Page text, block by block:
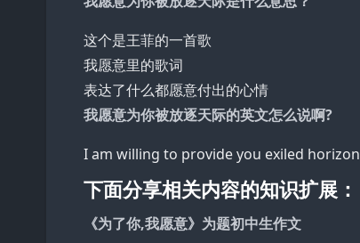
这个是王菲的一首歌
我愿意里的歌词
表达了什么都愿意付出的心情
我愿意为你被放逐天际的英文怎么说啊?
I am willing to provide you exiled horizon
下面分享相关内容的知识扩展：
《为了你,我愿意》为题初中生作文